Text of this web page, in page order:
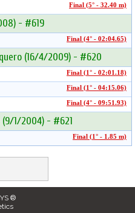
Final (5° - 32.40 m)
- #619
Final (4° - 02:04.65)
(16/4/2009) - #620
Final (1° - 02:01.18)
Final (1° - 04:15.06)
Final (4° - 09:51.93)
(9/1/2004) - #621
Final (1° - 1.85 m)
®